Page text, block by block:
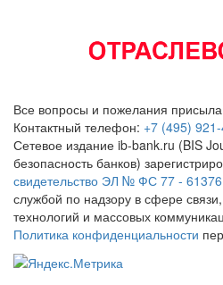
Все вопросы и пожелания
Контактный телефон: +7 (495)
Сетевое издание ib-bank.ru (BIS
безопасность банков)
свидетельство ЭЛ № ФС 77 - 61376
службой по надзору в сфере
технологий и массовых
Политика конфиденциальности